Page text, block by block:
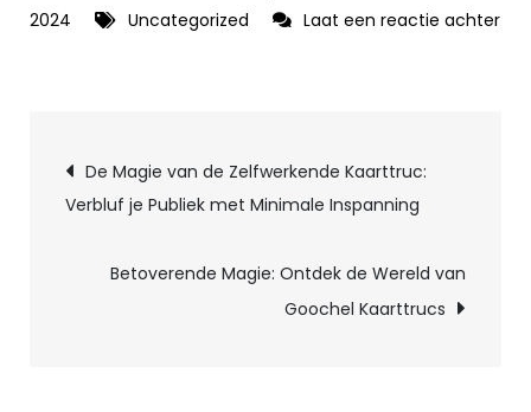
2024
Uncategorized
Laat een reactie achter
Kaarttrucs:
Maak
Berichtnavigatie
De Magie van de Zelfwerkende Kaarttruc:
Verbluf je Publiek met Minimale Inspanning
Betoverende Magie: Ontdek de Wereld van
Goochel Kaarttrucs